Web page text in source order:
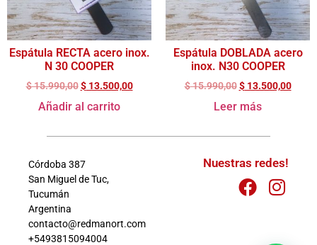
Espátula RECTA acero inox.
N 30 COOPER
$15.990,00 $13.500,00
Añadir al carrito
Espátula DOBLADA acero
inox. N30 COOPER
$15.990,00 $13.500,00
Leer más
Córdoba 387
San Miguel de Tuc,
Tucumán
Argentina
contacto@redmanort.com
+5493815094004
Nuestras redes!